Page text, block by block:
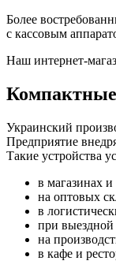
Более
с кассовым
Наш интернет-
Компактные
Украинский
Предприятие
Такие устройства
в магазинах и
на оптовых
в
при выездной
на
в кафе и